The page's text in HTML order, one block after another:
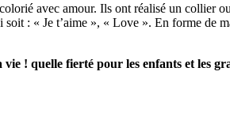
avec amour. Ils ont réalisé un collier
soit : « Je t’aime », « Love ». En forme
! quelle fierté pour les enfants et les